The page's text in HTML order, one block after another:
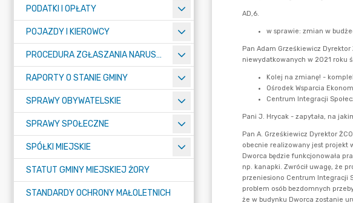
PODATKI I OPŁATY
POJAZDY I KIEROWCY
PROCEDURA ZGŁASZANIA NARUSZEŃ PRAWA
RAPORTY O STANIE GMINY
SPRAWY OBYWATELSKIE
SPRAWY SPOŁECZNE
SPÓŁKI MIEJSKIE
STATUT GMINY MIEJSKIEJ ŻORY
STANDARDY OCHRONY MAŁOLETNICH